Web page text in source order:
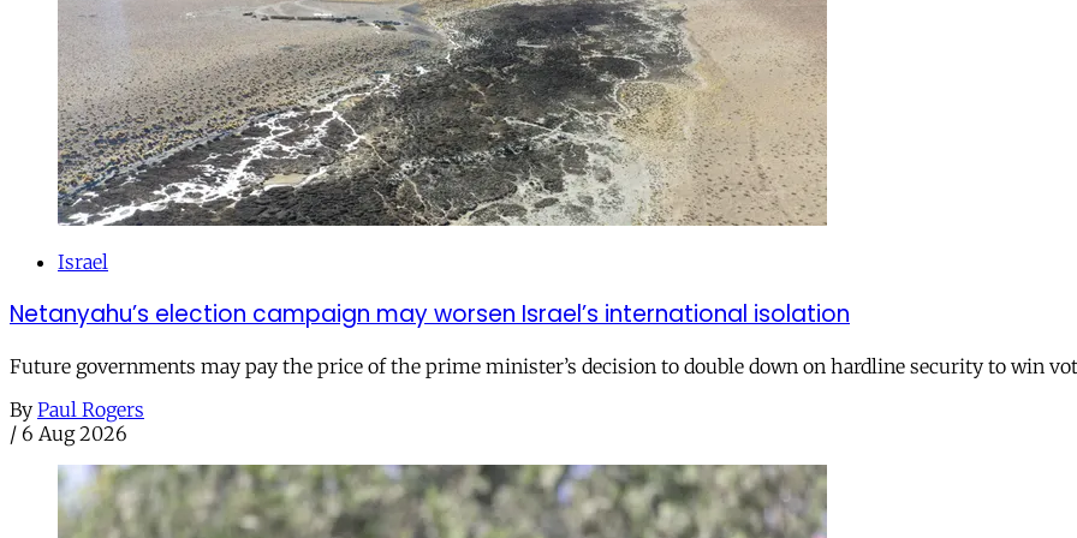
Israel
Netanyahu’s election campaign may worsen Israel’s international isolation
Future governments may pay the price of the prime minister’s decision to double down on hardline security to win
By Paul Rogers
/ 6 Aug 2026